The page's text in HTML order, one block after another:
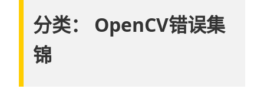
分类： OpenCV错误集
锦